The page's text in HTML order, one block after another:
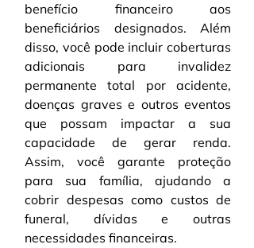
benefício financeiro aos
beneficiários designados. Além
disso, você pode incluir coberturas
adicionais para invalidez
permanente total por acidente,
doenças graves e outros eventos
que possam impactar a sua
capacidade de gerar renda.
Assim, você garante proteção
para sua família, ajudando a
cobrir despesas como custos de
funeral, dívidas e outras
necessidades financeiras.